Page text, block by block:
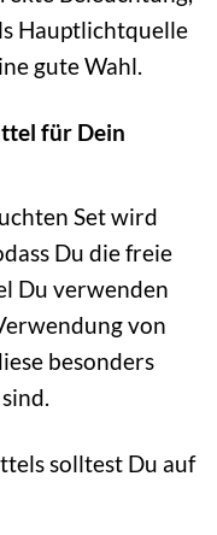
Hauptlichtquelle
gute Wahl.
für Dein
Set wird
Du die freie
Du verwenden
von
besonders
solltest Du auf